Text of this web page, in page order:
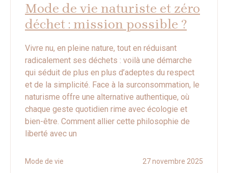
Mode de vie naturiste et zéro
déchet : mission possible ?
Vivre nu, en pleine nature, tout en réduisant
radicalement ses déchets : voilà une démarche
qui séduit de plus en plus d’adeptes du respect
et de la simplicité. Face à la surconsommation, le
naturisme offre une alternative authentique, où
chaque geste quotidien rime avec écologie et
bien-être. Comment allier cette philosophie de
liberté avec un
Mode de vie 27 novembre 2025